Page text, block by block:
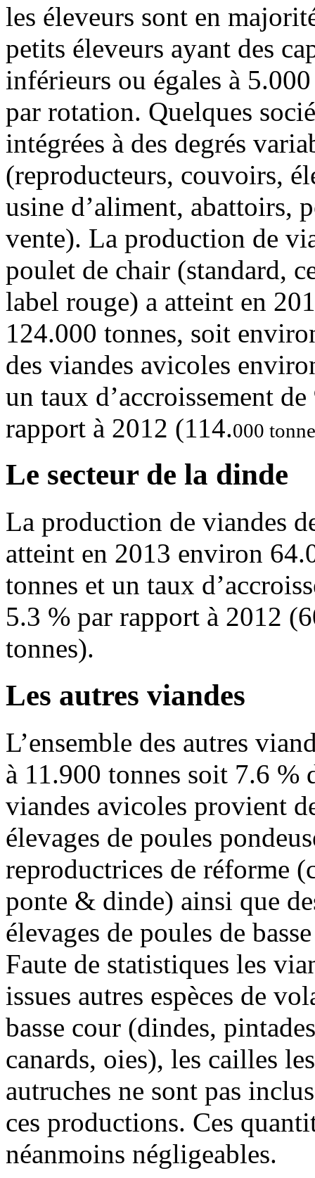
les éleveurs sont en
petits éleveurs ayant des
inférieurs ou égales à
par rotation. Quelques
intégrées à des degrés
(reproducteurs, couvoirs,
usine d’aliment, abattoirs,
vente). La production de
poulet de chair (standard,
label rouge) a atteint en
124.000 tonnes, soit
des viandes avicoles
un taux d’accroissement
rapport à 2012 (114.000
Le secteur de la dinde
La production de viandes
atteint en 2013 environ
tonnes et un taux
5.3 % par rapport à 2012
tonnes).
Les autres viandes
L’ensemble des autres
à 11.900 tonnes soit 7.6 %
viandes avicoles provient
élevages de poules
reproductrices de réforme
ponte & dinde) ainsi que
élevages de poules de
Faute de statistiques les
issues autres espèces de
basse cour (dindes,
canards, oies), les cailles les
autruches ne sont pas
ces productions. Ces
néanmoins négligeables.